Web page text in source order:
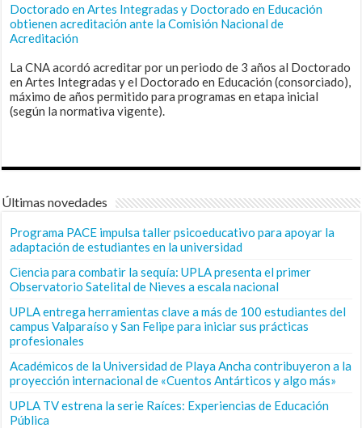
Doctorado en Artes Integradas y Doctorado en Educación
obtienen acreditación ante la Comisión Nacional de
Acreditación
La CNA acordó acreditar por un periodo de 3 años al Doctorado
en Artes Integradas y el Doctorado en Educación (consorciado),
máximo de años permitido para programas en etapa inicial
(según la normativa vigente).
Últimas novedades
Programa PACE impulsa taller psicoeducativo para apoyar la
adaptación de estudiantes en la universidad
Ciencia para combatir la sequía: UPLA presenta el primer
Observatorio Satelital de Nieves a escala nacional
UPLA entrega herramientas clave a más de 100 estudiantes del
campus Valparaíso y San Felipe para iniciar sus prácticas
profesionales
Académicos de la Universidad de Playa Ancha contribuyeron a la
proyección internacional de «Cuentos Antárticos y algo más»
UPLA TV estrena la serie Raíces: Experiencias de Educación
Pública